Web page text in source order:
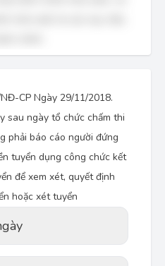
CP Ngày 29/11/2018.
sau ngày tổ chức chấm thi
phải báo cáo người đứng
tuyển dụng công chức kết
để xem xét, quyết định
hoặc xét tuyển